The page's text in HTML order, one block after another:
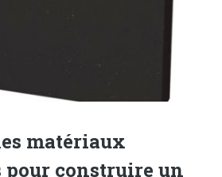
matériaux
pour construire un